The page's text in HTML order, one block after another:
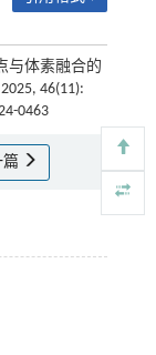
与体素融合的
46(11):
0463
篇